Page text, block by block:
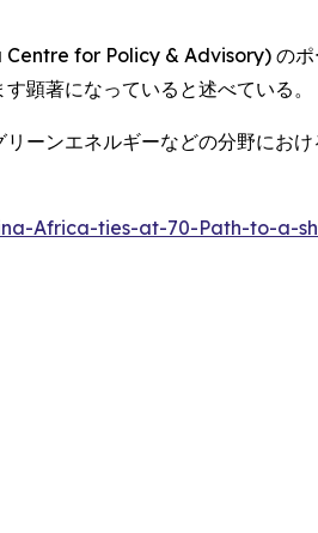
for Policy & Advisory) の
顕著になっていると述べている。
ーンエネルギーなどの分野にお
Africa-ties-at-70-Path-to-a-